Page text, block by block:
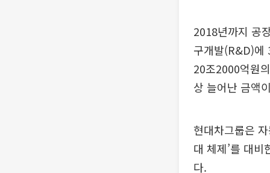
2018년까지 공
구개발(R&D)에
20조2000억원
상 늘어난 금액
현대차그룹은
대 체제’를 대
다.